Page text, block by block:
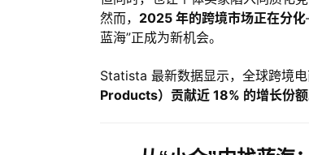
然而， 2025 年的跨境市场正在分化
蓝海”正成为新机会。
Statista 最新数据显示，全球跨境
Products）贡献近 18% 的增长份额